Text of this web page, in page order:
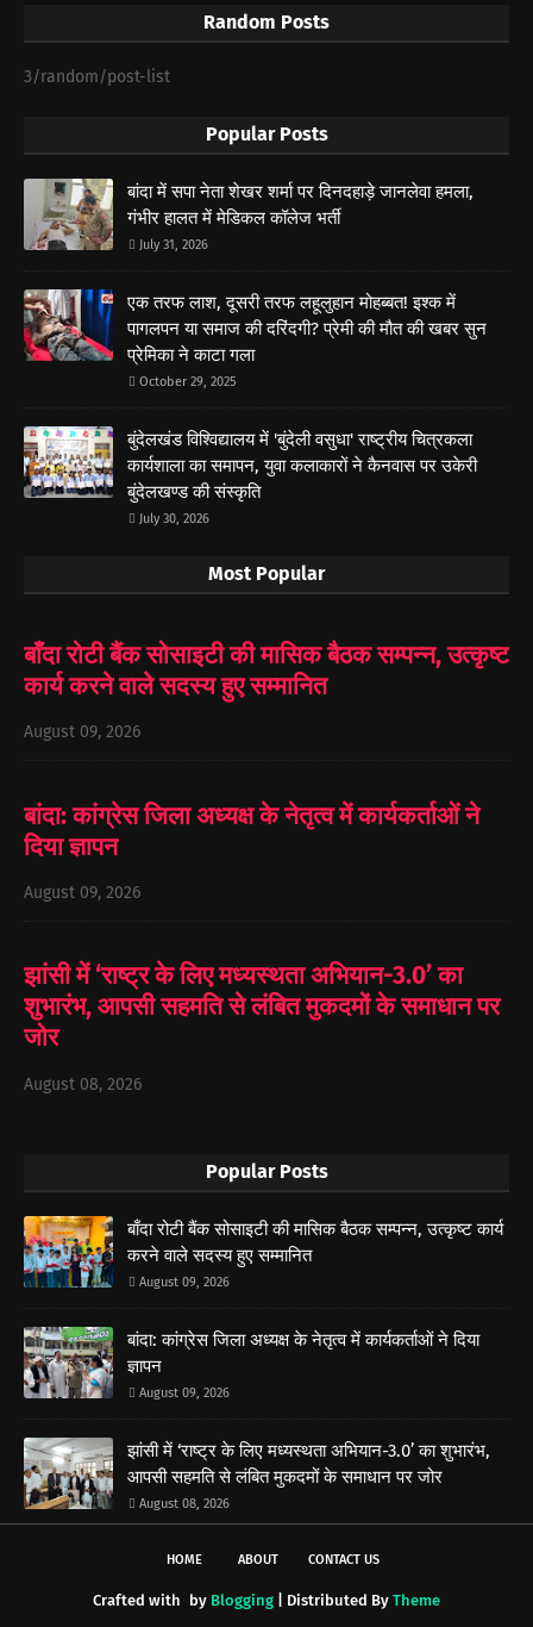
Random Posts
3/random/post-list
Popular Posts
बांदा में सपा नेता शेखर शर्मा पर दिनदहाड़े जानलेवा हमला,
गंभीर हालत में मेडिकल कॉलेज भर्ती
July 31, 2026
एक तरफ लाश, दूसरी तरफ लहूलुहान मोहब्बत! इश्क में
पागलपन या समाज की दरिंदगी? प्रेमी की मौत की खबर सुन
प्रेमिका ने काटा गला
October 29, 2025
बुंदेलखंड विश्विद्यालय में 'बुंदेली वसुधा' राष्ट्रीय चित्रकला
कार्यशाला का समापन, युवा कलाकारों ने कैनवास पर उकेरी
बुंदेलखण्ड की संस्कृति
July 30, 2026
Most Popular
बाँदा रोटी बैंक सोसाइटी की मासिक बैठक सम्पन्न, उत्कृष्ट
कार्य करने वाले सदस्य हुए सम्मानित
August 09, 2026
बांदा: कांग्रेस जिला अध्यक्ष के नेतृत्व में कार्यकर्ताओं ने
दिया ज्ञापन
August 09, 2026
झांसी में ‘राष्ट्र के लिए मध्यस्थता अभियान-3.0’ का
शुभारंभ, आपसी सहमति से लंबित मुकदमों के समाधान पर
जोर
August 08, 2026
Popular Posts
बाँदा रोटी बैंक सोसाइटी की मासिक बैठक सम्पन्न, उत्कृष्ट कार्य
करने वाले सदस्य हुए सम्मानित
August 09, 2026
बांदा: कांग्रेस जिला अध्यक्ष के नेतृत्व में कार्यकर्ताओं ने दिया
ज्ञापन
August 09, 2026
झांसी में ‘राष्ट्र के लिए मध्यस्थता अभियान-3.0’ का शुभारंभ,
आपसी सहमति से लंबित मुकदमों के समाधान पर जोर
August 08, 2026
HOME ABOUT CONTACT US
Crafted with by Blogging | Distributed By Theme